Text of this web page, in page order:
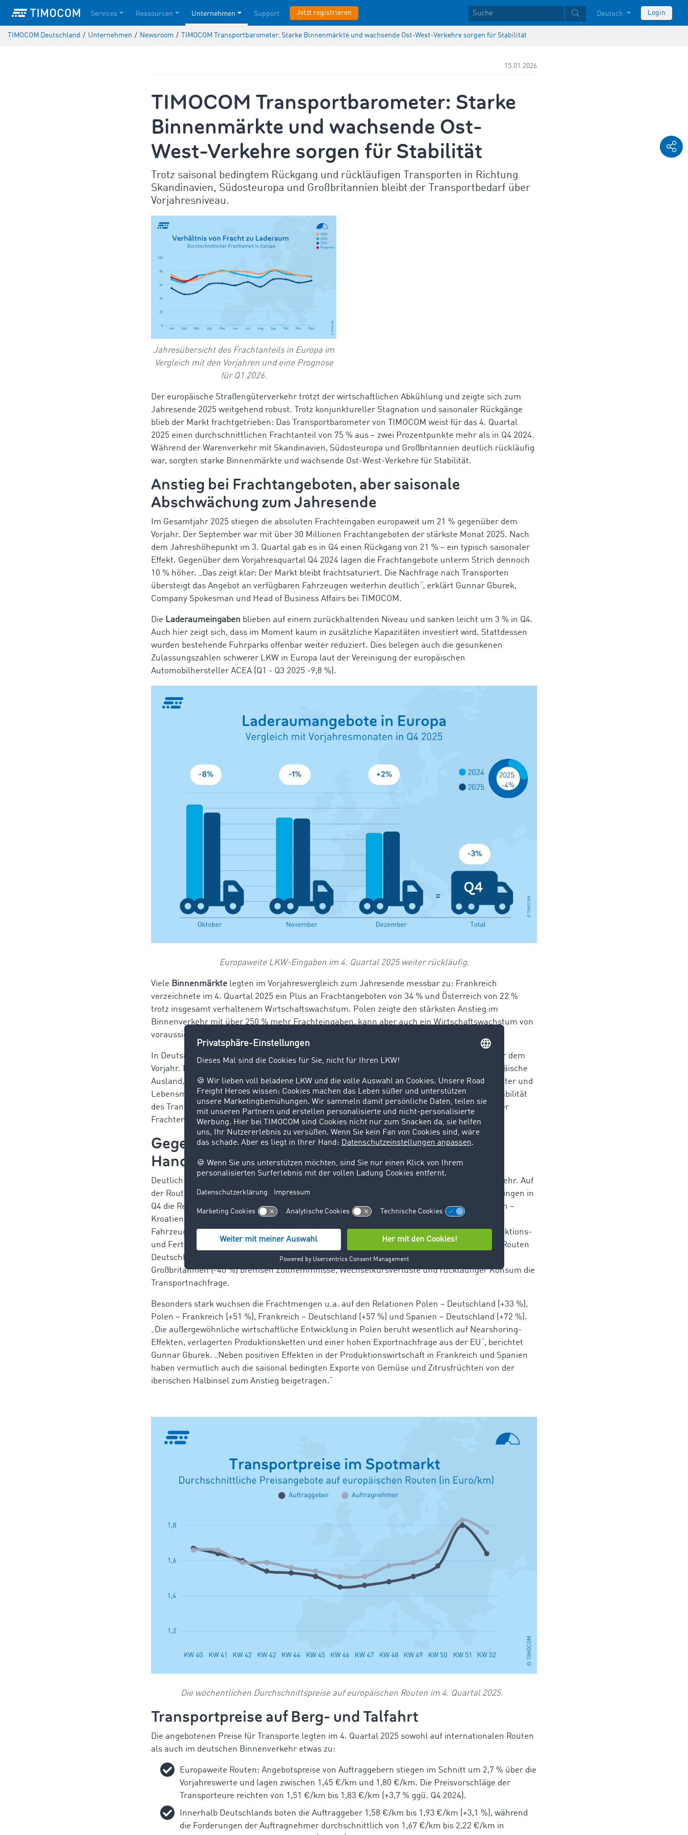
Services Ressourcen Unternehmen Support Jetzt registrieren Deutsch Login
TIMOCOM Deutschland / Unternehmen / Newsroom / TIMOCOM Transportbarometer: Starke Binnenmärkte und wachsende Ost-West-Verkehre sorgen für Stabilität
15.01.2026
TIMOCOM Transportbarometer: Starke
Binnenmärkte und wachsende Ost-
West-Verkehre sorgen für Stabilität
Trotz saisonal bedingtem Rückgang und rückläufigen Transporten in Richtung
Skandinavien, Südosteuropa und Großbritannien bleibt der Transportbedarf über
Vorjahresniveau.
Jahresübersicht des Frachtanteils in Europa im
Vergleich mit den Vorjahren und eine Prognose
für Q1 2026.
Der europäische Straßengüterverkehr trotzt der wirtschaftlichen Abkühlung und zeigte sich zum
Jahresende 2025 weitgehend robust. Trotz konjunktureller Stagnation und saisonaler Rückgänge
blieb der Markt frachtgetrieben: Das Transportbarometer von TIMOCOM weist für das 4. Quartal
2025 einen durchschnittlichen Frachtanteil von 75 % aus – zwei Prozentpunkte mehr als in Q4 2024.
Während der Warenverkehr mit Skandinavien, Südosteuropa und Großbritannien deutlich rückläufig
war, sorgten starke Binnenmärkte und wachsende Ost-West-Verkehre für Stabilität.
Anstieg bei Frachtangeboten, aber saisonale
Abschwächung zum Jahresende
Im Gesamtjahr 2025 stiegen die absoluten Frachteingaben europaweit um 21 % gegenüber dem
Vorjahr. Der September war mit über 30 Millionen Frachtangeboten der stärkste Monat 2025. Nach
dem Jahreshöhepunkt im 3. Quartal gab es in Q4 einen Rückgang von 21 % – ein typisch saisonaler
Effekt. Gegenüber dem Vorjahresquartal Q4 2024 lagen die Frachtangebote unterm Strich dennoch
10 % höher. „Das zeigt klar: Der Markt bleibt frachtsaturiert. Die Nachfrage nach Transporten
übersteigt das Angebot an verfügbaren Fahrzeugen weiterhin deutlich“, erklärt Gunnar Gburek,
Company Spokesman und Head of Business Affairs bei TIMOCOM.
Die Laderaumeingaben blieben auf einem zurückhaltenden Niveau und sanken leicht um 3 % in Q4.
Auch hier zeigt sich, dass im Moment kaum in zusätzliche Kapazitäten investiert wird. Stattdessen
wurden bestehende Fuhrparks offenbar weiter reduziert. Dies belegen auch die gesunkenen
Zulassungszahlen schwerer LKW in Europa laut der Vereinigung der europäischen
Automobilhersteller ACEA (Q1 - Q3 2025 -9,8 %).
Europaweite LKW-Eingaben im 4. Quartal 2025 weiter rückläufig.
Viele Binnenmärkte legten im Vorjahresvergleich zum Jahresende messbar zu: Frankreich
verzeichnete im 4. Quartal 2025 ein Plus an Frachtangeboten von 34 % und Österreich von 22 %
trotz insgesamt verhaltenem Wirtschaftswachstum. Polen zeigte den stärksten Anstieg im
Binnenverkehr mit über 250 % mehr Frachteingaben, kann aber auch ein Wirtschaftswachstum von
voraussichtlich deutlich über 3% vorweisen.
In Deutschland stiegen die nationalen Frachtangebote im 4. Quartal 2025 um 6 % gegenüber dem
Vorjahr. Betrachtet man nur die Relationen mit Frachtangeboten von Deutschland ins europäische
Ausland, gingen diese in Q4 rund 4 % zurück. „Vor allem saisonale Transporte für Konsumgüter und
Lebensmittel hatten einen großen Anteil zum Jahresende hin und trugen wesentlich zur Stabilität
des Transportsektors bei. Gleichzeitig werden die rückläufigen deutschen Exporte auch in der
Frachtenbörse sichtbar“, so Gunnar Gburek von TIMOCOM.
Gegensätzliche Entwicklung auf europäischen
Handelsrouten
Deutlich rückläufig zeigte sich im 4. Quartal das Transportangebot im Nord- und Südostverkehr. Auf
der Route Schweden – Deutschland sank das Frachtaufkommen um 78 %. Im Balkanraum gingen in
Q4 die Relationen Deutschland – Rumänien (-43 %), Deutschland – Ungarn (-16 %) und
Polen –
Kroatien (-34 %) zurück. Ursachen sind u.a. nachlassende Auslandsaufträge in der
Fahrzeugmontage, eine schwächere Baukonjunktur in Südosteuropa sowie verlagerte Produktions-
und Fertigungsschritte. Auch der Handel mit Großbritannien blieb in Q4 rückläufig: Auf den Routen
Deutschland – Großbritannien (-40 %), Italien – Großbritannien (-55 %) und Frankreich –
Großbritannien (-40 %) bremsen Zollhemmnisse, Wechselkursverluste und rückläufiger Konsum die
Transportnachfrage.
Besonders stark wuchsen die Frachtmengen u.a. auf den Relationen Polen – Deutschland (+33 %),
Polen – Frankreich (+51 %), Frankreich – Deutschland (+57 %) und Spanien – Deutschland (+72 %).
„Die außergewöhnliche wirtschaftliche Entwicklung in Polen beruht wesentlich auf Nearshoring-
Effekten, verlagerten Produktionsketten und einer hohen Exportnachfrage aus der EU“, berichtet
Gunnar Gburek. „Neben positiven Effekten in der Produktionswirtschaft in Frankreich und Spanien
haben vermutlich auch die saisonal bedingten Exporte von Gemüse und Zitrusfrüchten von der
iberischen Halbinsel zum Anstieg beigetragen.“
Die wöchentlichen Durchschnittspreise auf europäischen Routen im 4. Quartal 2025.
Transportpreise auf Berg- und Talfahrt
Die angebotenen Preise für Transporte legten im 4. Quartal 2025 sowohl auf internationalen Routen
als auch im deutschen Binnenverkehr etwas zu:
Europaweite Routen: Angebotspreise von Auftraggebern stiegen im Schnitt um 2,7 % über die
Vorjahreswerte und lagen zwischen 1,45 €/km und 1,80 €/km. Die Preisvorschläge der
Transporteure reichten von 1,51 €/km bis 1,83 €/km (+3,7 % ggü. Q4 2024).
Innerhalb Deutschlands boten die Auftraggeber 1,58 €/km bis 1,93 €/km (+3,1 %), während
die Forderungen der Auftragnehmer durchschnittlich von 1,67 €/km bis 2,22 €/km in